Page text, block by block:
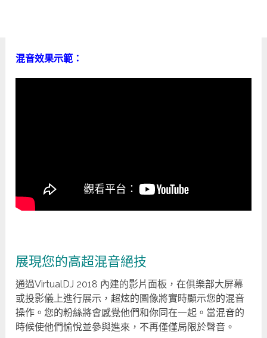
混音效果示範：
展現您的高超混音絕技
通過VirtualDJ 2018 內建的影片面板，在俱樂部大屏幕
或投影儀上進行展示，超炫的圖像將實時顯示您的混音
操作。您的粉絲將會感覺他們和你同在一起。當混音的
時候使他們愉悅並參與進來，不再僅僅局限於聲音。